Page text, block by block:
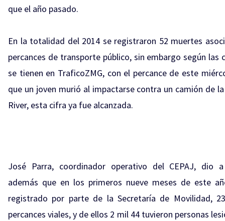
que el año pasado.
En la totalidad del 2014 se registraron 52 muertes
percances de transporte público, sin embargo según las
se tienen en TraficoZMG, con el percance de este
que un joven murió al impactarse contra un camión de
River, esta cifra ya fue alcanzada.
José Parra, coordinador operativo del CEPAJ, dio
además que en los primeros nueve meses de este
registrado por parte de la Secretaría de Movilidad,
percances viales, y de ellos 2 mil 44 tuvieron personas